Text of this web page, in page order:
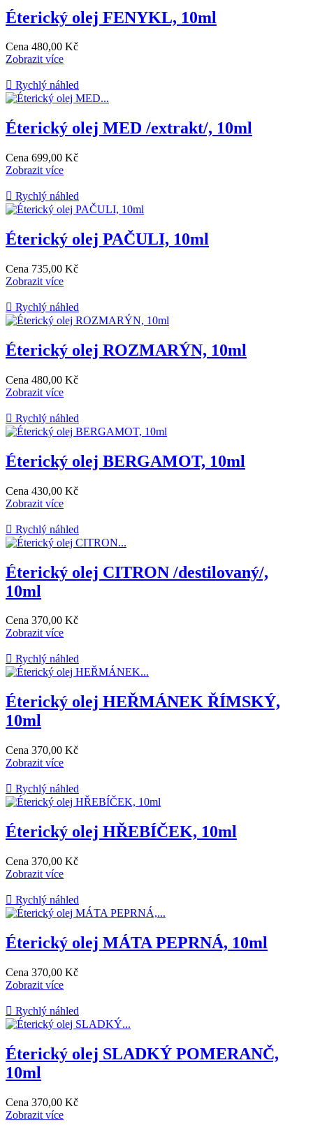
Éterický olej FENYKL, 10ml
Cena 480,00 Kč
Zobrazit více
 Rychlý náhled
Éterický olej MED /extrakt/, 10ml
Cena 699,00 Kč
Zobrazit více
 Rychlý náhled
Éterický olej PAČULI, 10ml
Cena 735,00 Kč
Zobrazit více
 Rychlý náhled
Éterický olej ROZMARÝN, 10ml
Cena 480,00 Kč
Zobrazit více
 Rychlý náhled
Éterický olej BERGAMOT, 10ml
Cena 430,00 Kč
Zobrazit více
 Rychlý náhled
Éterický olej CITRON /destilovaný/,
10ml
Cena 370,00 Kč
Zobrazit více
 Rychlý náhled
Éterický olej HEŘMÁNEK ŘÍMSKÝ,
10ml
Cena 370,00 Kč
Zobrazit více
 Rychlý náhled
Éterický olej HŘEBÍČEK, 10ml
Cena 370,00 Kč
Zobrazit více
 Rychlý náhled
Éterický olej MÁTA PEPRNÁ, 10ml
Cena 370,00 Kč
Zobrazit více
 Rychlý náhled
Éterický olej SLADKÝ POMERANČ,
10ml
Cena 370,00 Kč
Zobrazit více